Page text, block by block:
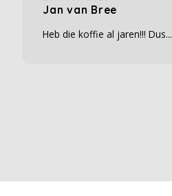
Jan van Bree
Heb die koffie al jaren!!! Dus...